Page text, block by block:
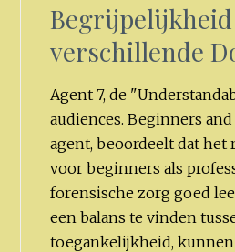
verschillende
Agent 7, de
audiences. Beginners
agent, beoordeelt dat het
voor beginners als
forensische zorg goed
een balans te vinden
toegankelijkheid,